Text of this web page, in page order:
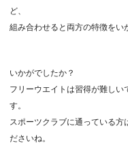
ど、
組み合わせると両方の特徴をい
いかがでしたか？
フリーウエイトは習得が難し
す。
スポーツクラブに通っている方
ださいね。